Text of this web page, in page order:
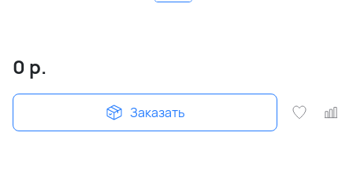
0 р.
Заказать